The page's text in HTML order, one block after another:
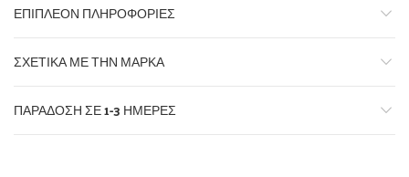
ΕΠΙΠΛΈΟΝ ΠΛΗΡΟΦΟΡΊΕΣ
ΣΧΕΤΙΚΆ ΜΕ ΤΗΝ ΜΆΡΚΑ
ΠΑΡΆΔΟΣΗ ΣΕ 1-3 ΗΜΈΡΕΣ